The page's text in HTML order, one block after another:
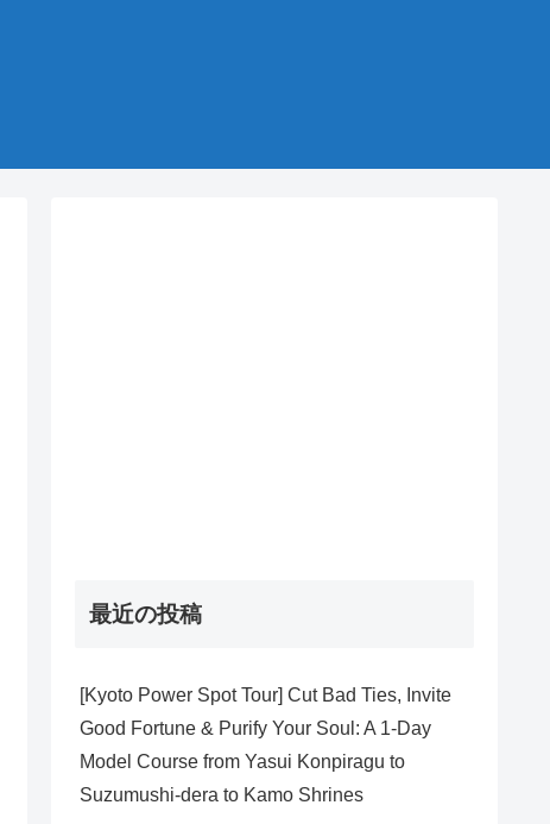
最近の投稿
[Kyoto Power Spot Tour] Cut Bad Ties, Invite
Good Fortune & Purify Your Soul: A 1-Day
Model Course from Yasui Konpiragu to
Suzumushi-dera to Kamo Shrines